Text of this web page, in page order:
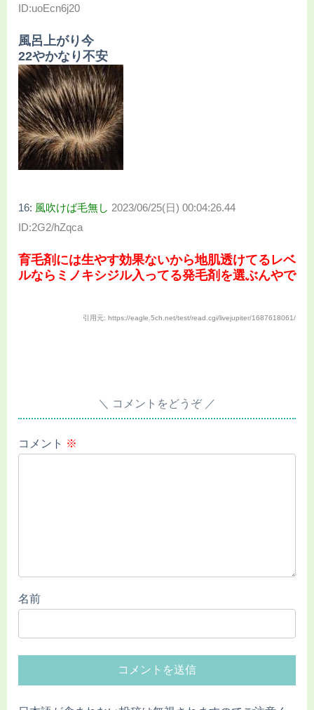
ID:uoEcn6j20
風呂上がり今
22やかなり不安
16: 風吹けば毛無し 2023/06/25(日) 00:04:26.44
ID:2G2/hZqca
育毛剤には生やす効果ないから地肌透けてるレベ
ルならミノキシジル入ってる発毛剤を選ぶんやで
引用元: https://eagle.5ch.net/test/read.cgi/livejupiter/1687618061/
コメントをどうぞ
コメント ※
名前